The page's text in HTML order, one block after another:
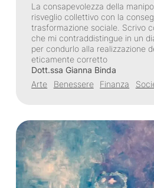
La consapevolezza della
risveglio collettivo con la
trasformazione sociale. Scrivo
che mi contraddistingue in un
per condurlo alla realizzazione
eticamente corretto
Dott.ssa Gianna Binda
Arte
Benessere Finanza